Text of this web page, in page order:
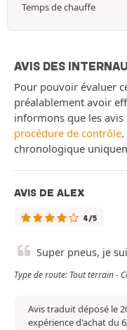
Temps de chauffe
AVIS DES
Pour pouvoir évaluer
préalablement avoir
informons que les
procédure de contrôle
chronologique
AVIS DE ALEX
4/5
Super pneus, je
Type de route: Tout terrain -
Avis traduit déposé le
expérience d'achat du